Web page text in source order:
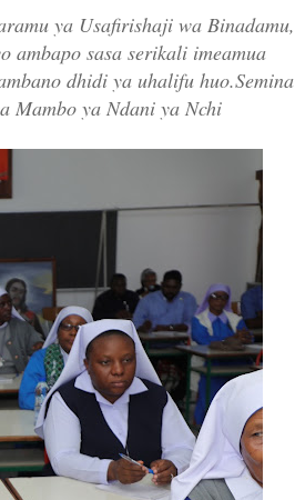
ya Usafirishaji wa Binadamu,
ambapo sasa serikali imeamua
dhidi ya uhalifu huo.Semina
Mambo ya Ndani ya Nchi